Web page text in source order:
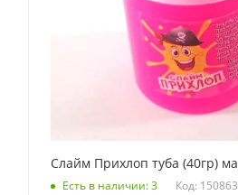
Слайм Прихлоп туба (40гр)
Есть в наличии: 3 Код: 150863